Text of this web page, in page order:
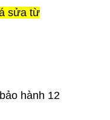
sửa từ
hành 12